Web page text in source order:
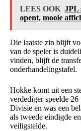
LEES OOK JPL
opent, mooie
Die laatste zin blijft
van de speler is
vinden, blijft de
onderhandelingstafel.
Hokke komt uit een
verdediger speelde
Divisie en was een
als tweede eindigde
veiligstelde.